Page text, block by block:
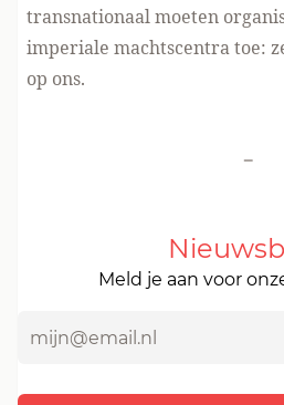
transnationaal moeten
imperiale machtscentra toe:
op ons.
-
Meld je aan voor